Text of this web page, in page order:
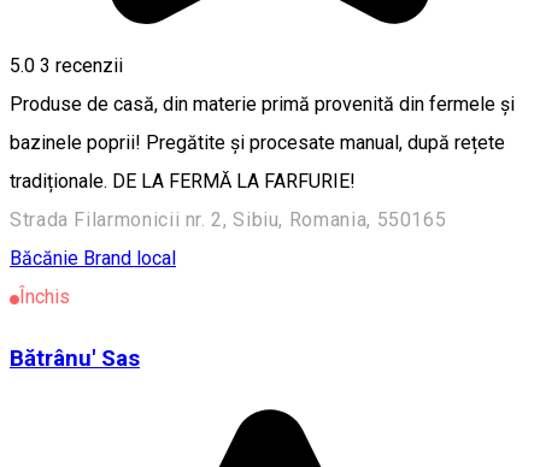
5.0 3 recenzii
Produse de casă, din materie primă provenită din fermele și
bazinele poprii! Pregătite și procesate manual, după rețete
tradiționale. DE LA FERMĂ LA FARFURIE!
Strada Filarmonicii nr. 2, Sibiu, Romania, 550165
Băcănie Brand local
Închis
Bătrânu' Sas